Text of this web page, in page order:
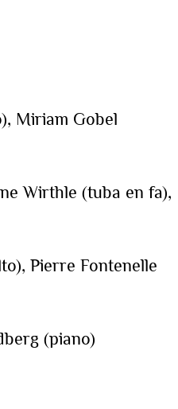
Miriam Gobel
Wirthle (tuba en fa),
Pierre Fontenelle
(piano)